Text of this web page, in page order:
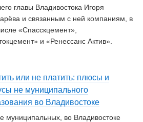
главы Владивостока Игоря
и связанным с ней компаниям, в
«Спасскцемент»,
и «Ренессанс Актив».
или не платить: плюсы и
не муниципального
во Владивостоке
муниципальных, во Владивостоке